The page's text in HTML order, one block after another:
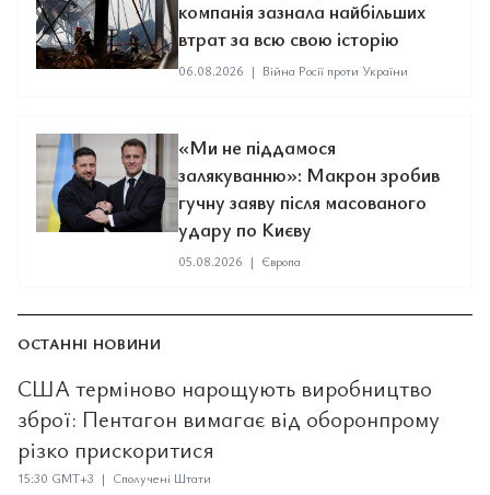
компанія зазнала найбільших
втрат за всю свою історію
06.08.2026 | Війна Росії проти України
«Ми не піддамося
залякуванню»: Макрон зробив
гучну заяву після масованого
удару по Києву
05.08.2026 | Європа
ОСТАННІ НОВИНИ
США терміново нарощують виробництво
зброї: Пентагон вимагає від оборонпрому
різко прискоритися
15:30 GMT+3 | Сполучені Штати